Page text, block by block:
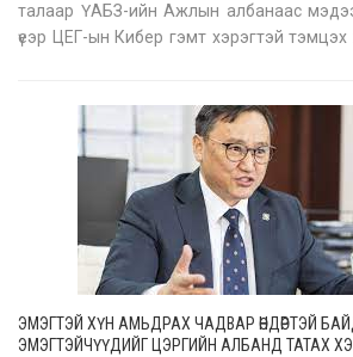
талаар ҮАБЗ-ийн Ажлын албанаас
үеэр ЦЕГ-ын Кибер гэмт хэрэгтэй
ЭМЭГТЭЙ ХҮН АМЬДРАХ ЧАДВАР ӨНДӨРТЭЙ
ЭМЭГТЭЙЧҮҮДИЙГ ЦЭРГИЙН АЛБАНД ТАТАХ